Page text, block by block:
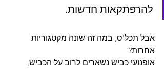
להרפתקאות חדשות.
אבל תכל'ס, במה זה שונה מקטגוריות
אחרות?
אופנועי כביש נשארים לרוב על הכביש,